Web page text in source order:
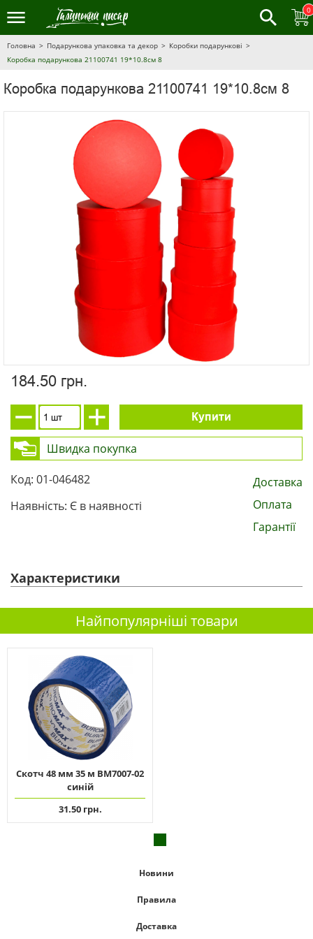
0
Головна Подарункова упаковка та декор
Коробки подарункові
Коробка подарункова 21100741 19*10.8см 8
Коробка подарункова 21100741 19*10.8см 8
184.50 грн.
Купити
Швидка покупка
Код: 01-046482
Наявність: Є в наявності
Доставка
Оплата
Гарантії
Характеристики
Найпопулярніші товари
Скотч 48 мм 35 м ВМ7007-02
синій
31.50 грн.
Новини
Правила
Доставка